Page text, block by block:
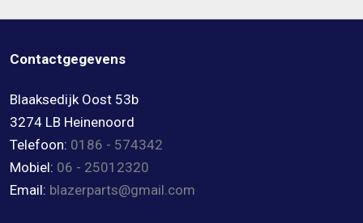
Contactgegevens
Blaaksedijk Oost 53b
3274 LB Heinenoord
Telefoon: 0186 - 574342
Mobiel: 06 - 25012320
Email: blazerparts@gmail.com